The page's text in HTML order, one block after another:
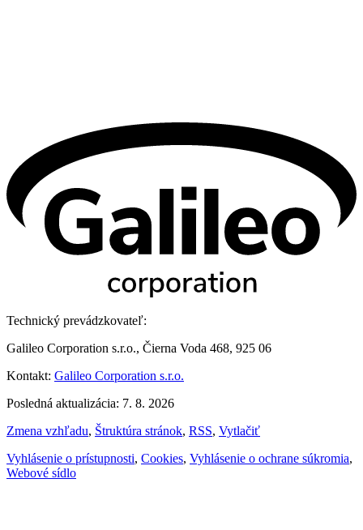
Technický prevádzkovateľ:
Galileo Corporation s.r.o., Čierna Voda 468, 925 06
Kontakt: Galileo Corporation s.r.o.
Posledná aktualizácia: 7. 8. 2026
Zmena vzhľadu, Štruktúra stránok, RSS, Vytlačiť
Vyhlásenie o prístupnosti, Cookies, Vyhlásenie o ochrane súkromia,
Webové sídlo